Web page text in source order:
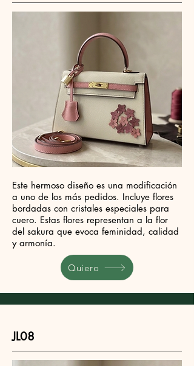
Este hermoso diseño es una modificación
a uno de los más pedidos. Incluye flores
bordadas con cristales especiales para
cuero. Estas flores representan a la flor
del sakura que evoca feminidad, calidad
y armonía.
Quiero
JL08